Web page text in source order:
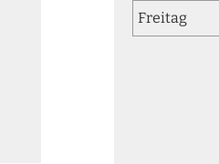
Freitag